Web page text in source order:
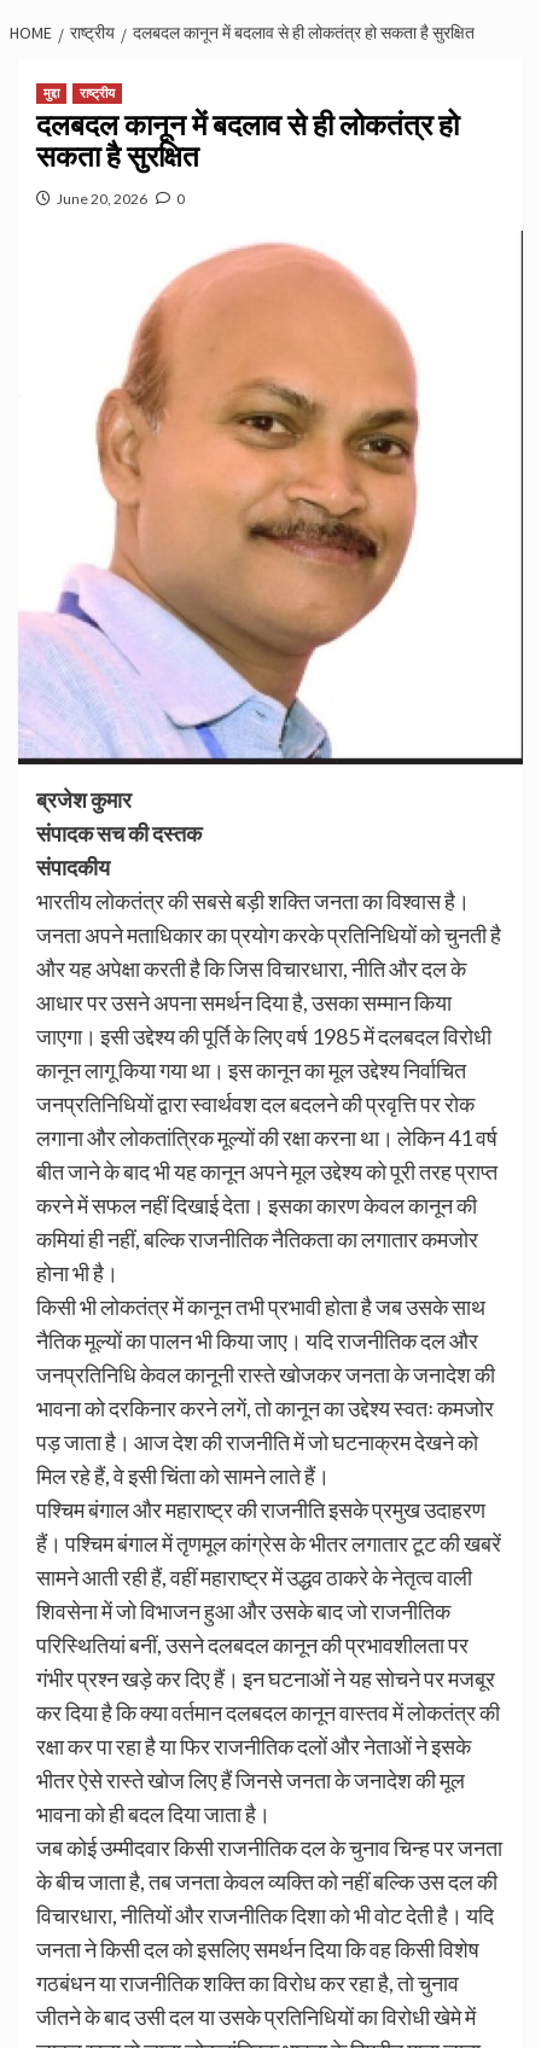
HOME राष्ट्रीय दलबदल कानून में बदलाव से ही लोकतंत्र हो सकता है सुरक्षित
मुद्दा राष्ट्रीय
दलबदल कानून में बदलाव से ही लोकतंत्र हो
सकता है सुरक्षित
June 20, 2026 0
ब्रजेश कुमार
संपादक सच की दस्तक
संपादकीय
भारतीय लोकतंत्र की सबसे बड़ी शक्ति जनता का विश्वास है।
जनता अपने मताधिकार का प्रयोग करके प्रतिनिधियों को चुनती है
और यह अपेक्षा करती है कि जिस विचारधारा, नीति और दल के
आधार पर उसने अपना समर्थन दिया है, उसका सम्मान किया
जाएगा। इसी उद्देश्य की पूर्ति के लिए वर्ष 1985 में दलबदल विरोधी
कानून लागू किया गया था। इस कानून का मूल उद्देश्य निर्वाचित
जनप्रतिनिधियों द्वारा स्वार्थवश दल बदलने की प्रवृत्ति पर रोक
लगाना और लोकतांत्रिक मूल्यों की रक्षा करना था। लेकिन 41 वर्ष
बीत जाने के बाद भी यह कानून अपने मूल उद्देश्य को पूरी तरह प्राप्त
करने में सफल नहीं दिखाई देता। इसका कारण केवल कानून की
कमियां ही नहीं, बल्कि राजनीतिक नैतिकता का लगातार कमजोर
होना भी है।
किसी भी लोकतंत्र में कानून तभी प्रभावी होता है जब उसके साथ
नैतिक मूल्यों का पालन भी किया जाए। यदि राजनीतिक दल और
जनप्रतिनिधि केवल कानूनी रास्ते खोजकर जनता के जनादेश की
भावना को दरकिनार करने लगें, तो कानून का उद्देश्य स्वतः कमजोर
पड़ जाता है। आज देश की राजनीति में जो घटनाक्रम देखने को
मिल रहे हैं, वे इसी चिंता को सामने लाते हैं।
पश्चिम बंगाल और महाराष्ट्र की राजनीति इसके प्रमुख उदाहरण
हैं। पश्चिम बंगाल में तृणमूल कांग्रेस के भीतर लगातार टूट की खबरें
सामने आती रही हैं, वहीं महाराष्ट्र में उद्धव ठाकरे के नेतृत्व वाली
शिवसेना में जो विभाजन हुआ और उसके बाद जो राजनीतिक
परिस्थितियां बनीं, उसने दलबदल कानून की प्रभावशीलता पर
गंभीर प्रश्न खड़े कर दिए हैं। इन घटनाओं ने यह सोचने पर मजबूर
कर दिया है कि क्या वर्तमान दलबदल कानून वास्तव में लोकतंत्र की
रक्षा कर पा रहा है या फिर राजनीतिक दलों और नेताओं ने इसके
भीतर ऐसे रास्ते खोज लिए हैं जिनसे जनता के जनादेश की मूल
भावना को ही बदल दिया जाता है।
जब कोई उम्मीदवार किसी राजनीतिक दल के चुनाव चिन्ह पर जनता
के बीच जाता है, तब जनता केवल व्यक्ति को नहीं बल्कि उस दल की
विचारधारा, नीतियों और राजनीतिक दिशा को भी वोट देती है। यदि
जनता ने किसी दल को इसलिए समर्थन दिया कि वह किसी विशेष
गठबंधन या राजनीतिक शक्ति का विरोध कर रहा है, तो चुनाव
जीतने के बाद उसी दल या उसके प्रतिनिधियों का विरोधी खेमे में